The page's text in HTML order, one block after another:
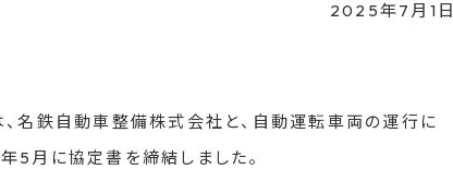
2025年7月1日
名鉄自動車整備株式会社と、自動運転車両の運行に
5月に協定書を締結しました。